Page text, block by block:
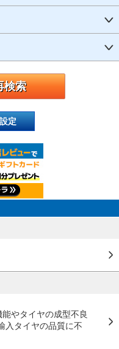
定
やタイヤの成型不良
入タイヤの品質に不